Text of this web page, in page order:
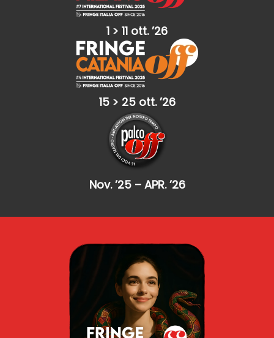
1 > 11 ott. ’26
15 > 25 ott. ’26
Nov. ’25 – APR. ’26